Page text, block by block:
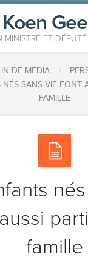
Koen
MINISTRE ET
IN DE MEDIA /
NÉS SANS VIE FONT
FAMILLE
famille